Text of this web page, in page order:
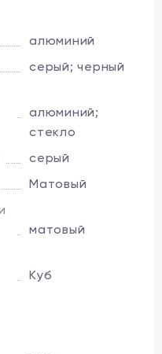
алюминий
серый; черный
алюминий;
стекло
серый
Матовый
матовый
Куб